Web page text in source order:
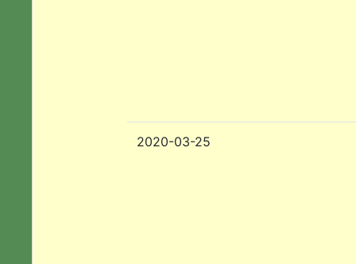
2020-03-25